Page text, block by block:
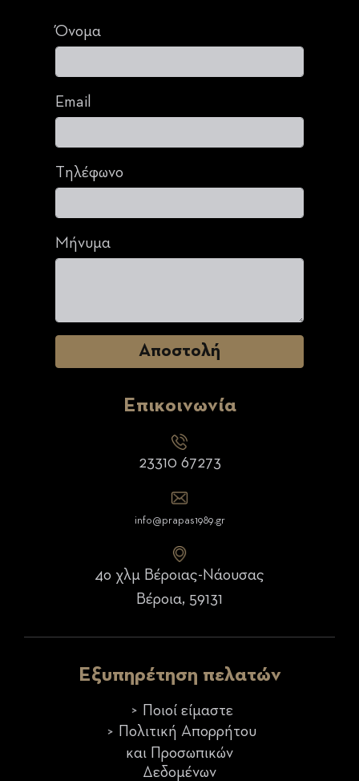
Όνομα
Email
Τηλέφωνο
Μήνυμα
Επικοινωνία
23310 67273
info@prapas1989.gr
4ο χλμ Βέροιας-Νάουσας
Βέροια, 59131
Εξυπηρέτηση πελατών
Ποιοί είμαστε
Πολιτική Απορρήτου
και Προσωπικών
Δεδομένων